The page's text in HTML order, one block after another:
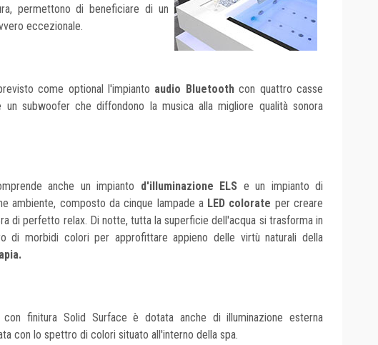
permettono di beneficiare di un
eccezionale.
come optional l'impianto audio Bluetoothcon quattro casse
un subwoofer che diffondono la musica alla migliore qualità sonora
anche un impianto d'illuminazione ELS e un impianto di
ambiente, composto da cinque lampade a LED colorate per creare
di perfetto relax. Di notte, tutta la superficie dell'acqua si trasforma in
di morbidi colori per approfittare appieno delle virtù naturali della
con finitura Solid Surface è dotata anche di illuminazione esterna
con lo spettro di colori situato all'interno della spa.